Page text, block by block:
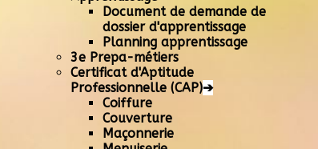
Document de demande de
dossier d'apprentissage
Planning apprentissage
3e Prepa-métiers
Certificat d'Aptitude
Professionnelle (CAP)➔
Coiffure
Couverture
Maçonnerie